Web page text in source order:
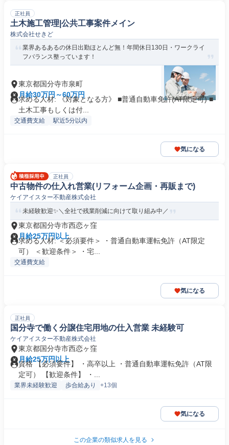
正社員
土木施工管理|公共工事案件メイン
株式会社せきど
業界あるあるの休日出勤ほとんど無！年間休日130日・ワークライ
フバランス整っています！
東京都国分寺市泉町
月給30万円～60万円
求める人材: 《対象となる方》 ■普通自動車免許(AT限定可) ■
土木工事もしくは付...
交通費支給 駅近5分以内
気になる
正社員
中古物件の仕入れ営業(リフォーム企画・再販まで)
ケイアイスター不動産株式会社
未経験歓迎✨＼全社で残業削減に向けて取り組み中／
東京都国分寺市西恋ヶ窪
月給25万円以上
求める人材: ＜必須要件＞ ・普通自動車運転免許（AT限定
可） ＜歓迎条件＞ ・宅...
交通費支給
気になる
正社員
国分寺で働く分譲住宅用地の仕入営業 未経験可
ケイアイスター不動産株式会社
東京都国分寺市西恋ヶ窪
月給25万円以上
資格 【必須要件】 ・高卒以上 ・普通自動車運転免許（AT限
定可） 【歓迎条件】 ・...
業界未経験歓迎 歩合給あり +13個
気になる
この企業の類似求人を見る